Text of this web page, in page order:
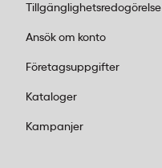
Tillgänglighetsredogörelse
Ansök om konto
Företagsuppgifter
Kataloger
Kampanjer